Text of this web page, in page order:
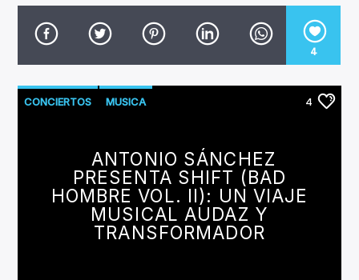
4
CONCIERTOS MUSICA 4
ANTONIO SÁNCHEZ
PRESENTA SHIFT (BAD
HOMBRE VOL. II): UN VIAJE
MUSICAL AUDAZ Y
TRANSFORMADOR